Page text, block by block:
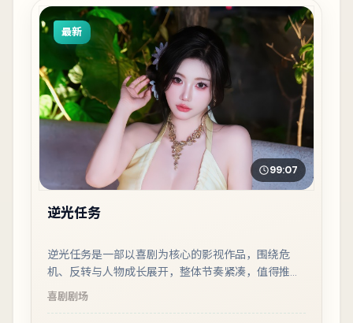
最新
99:07
逆光任务
逆光任务是一部以喜剧为核心的影视作品，围绕危
机、反转与人物成长展开，整体节奏紧凑，值得推荐
观看。
喜剧剧场